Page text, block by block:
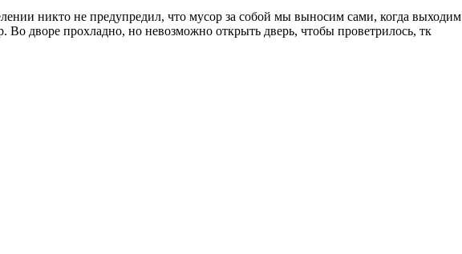
никто не предупредил, что мусор за собой мы выносим сами, когда выходим
Во дворе прохладно, но невозможно открыть дверь, чтобы проветрилось, тк